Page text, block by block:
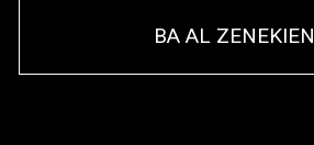
BA AL